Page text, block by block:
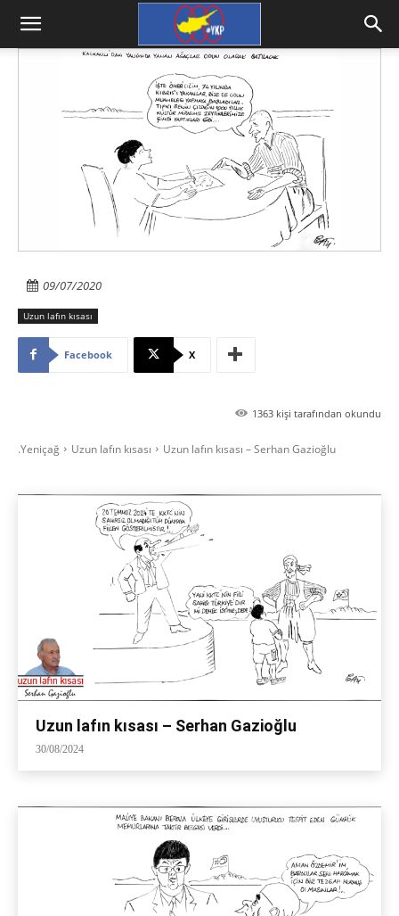
09/07/2020
Uzun lafın kısası
Facebook X
1363 kişi tarafından okundu
.Yeniçağ Uzun lafın kısası Uzun lafın kısası – Serhan Gazioğlu
Uzun lafın kısası – Serhan Gazioğlu
30/08/2024